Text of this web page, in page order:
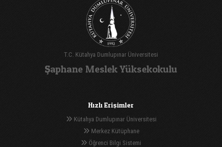
T.C. Kütahya Dumlupınar Üniversitesi
Şaphane Meslek Yüksekokulu
Hızlı Erişimler
Kütahya Dumlupınar Üniversitesi
Merkez Kütüphane
Öğrenci Bilgi Sistemi